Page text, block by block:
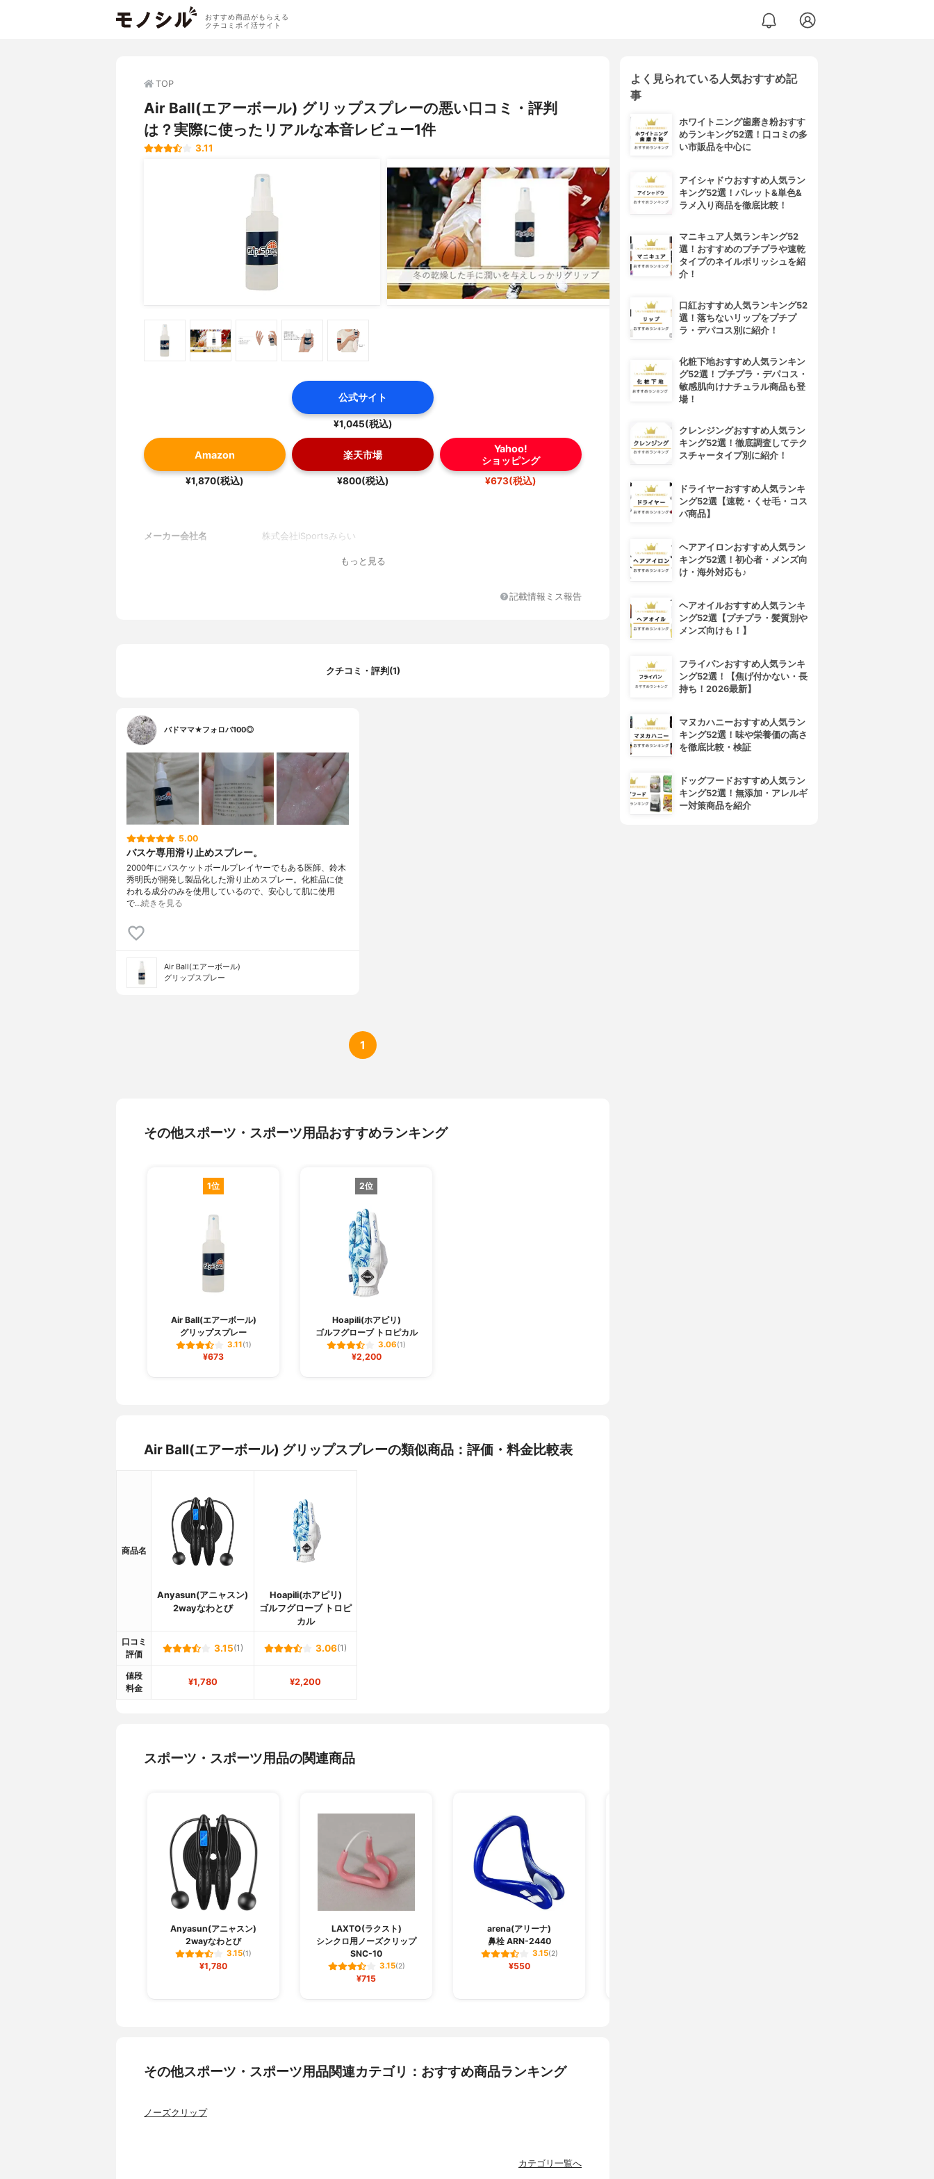
おすすめ商品がもらえる
クチコミポイ活サイト
TOP
Air Ball(エアーボール) グリップスプレーの悪い口コミ・評判
は？実際に使ったリアルな本音レビュー1件
3.11
公式サイト
¥1,045(税込)
Amazon
¥1,870(税込)
楽天市場
¥800(税込)
Yahoo!
ショッピング
¥673(税込)
メーカー会社名 株式会社iSportsみらい
もっと見る
記載情報ミス報告
クチコミ・評判(1)
バドママ★フォロバ100◎
5.00
バスケ専用滑り止めスプレー。
2000年にバスケットボールプレイヤーでもある医師、鈴木
秀明氏が開発し製品化した滑り止めスプレー。化粧品に使
われる成分のみを使用しているので、安心して肌に使用
で…続きを見る
Air Ball(エアーボール)
グリップスプレー
1
その他スポーツ・スポーツ用品おすすめランキング
1位
Air Ball(エアーボール)
グリップスプレー
3.11(1)
¥673
2位
Hoapili(ホアピリ)
ゴルフグローブ トロピカル
3.06(1)
¥2,200
Air Ball(エアーボール) グリップスプレーの類似商品：評価・料金比較表
商品名
Anyasun(アニャスン)
2wayなわとび
Hoapili(ホアピリ)
ゴルフグローブ トロピ
カル
口コミ
評価
3.15(1) 3.06(1)
値段
料金
¥1,780 ¥2,200
スポーツ・スポーツ用品の関連商品
Anyasun(アニャスン)
2wayなわとび
3.15(1)
¥1,780
LAXTO(ラクスト)
シンクロ用ノーズクリップ
SNC-10
3.15(2)
¥715
arena(アリーナ)
鼻栓 ARN-2440
3.15(2)
¥550
その他スポーツ・スポーツ用品関連カテゴリ：おすすめ商品ランキング
ノーズクリップ
カテゴリ一覧へ
よく見られている人気おすすめ記
事
ホワイトニング歯磨き粉おすす
めランキング52選！口コミの多
い市販品を中心に
アイシャドウおすすめ人気ラン
キング52選！パレット&単色&
ラメ入り商品を徹底比較！
マニキュア人気ランキング52
選！おすすめのプチプラや速乾
タイプのネイルポリッシュを紹
介！
口紅おすすめ人気ランキング52
選！落ちないリップをプチプ
ラ・デパコス別に紹介！
化粧下地おすすめ人気ランキン
グ52選！プチプラ・デパコス・
敏感肌向けナチュラル商品も登
場！
クレンジングおすすめ人気ラン
キング52選！徹底調査してテク
スチャータイプ別に紹介！
ドライヤーおすすめ人気ランキ
ング52選【速乾・くせ毛・コス
パ商品】
ヘアアイロンおすすめ人気ラン
キング52選！初心者・メンズ向
け・海外対応も♪
ヘアオイルおすすめ人気ランキ
ング52選【プチプラ・髪質別や
メンズ向けも！】
フライパンおすすめ人気ランキ
ング52選！【焦げ付かない・長
持ち！2026最新】
マヌカハニーおすすめ人気ラン
キング52選！味や栄養価の高さ
を徹底比較・検証
ドッグフードおすすめ人気ラン
キング52選！無添加・アレルギ
ー対策商品を紹介